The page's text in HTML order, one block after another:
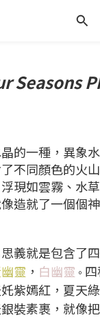
Seasons
的一種，異象
不同顏色的火
現如雲霧、水
造就了一個個
義就是包含了
靈 ， 白幽靈 。
紫嫣紅，夏天
裝素裹，就像